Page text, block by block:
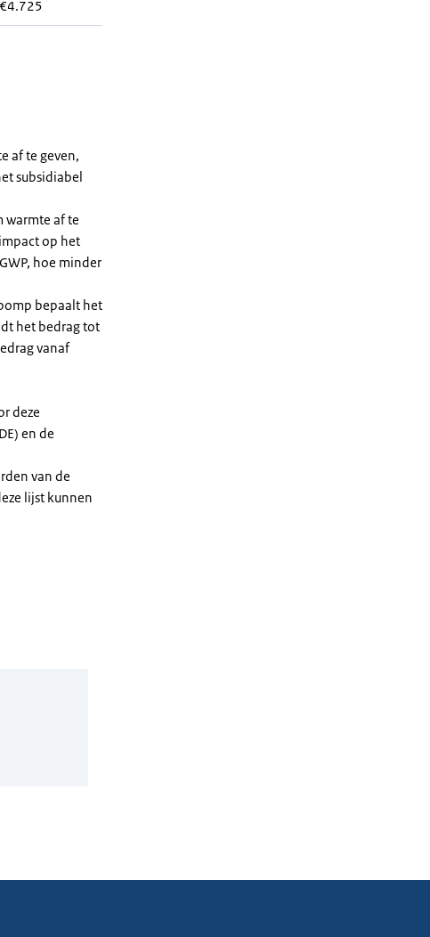
€4.725
af te geven,
subsidiabel
warmte af te
op het
hoe minder
bepaalt het
het bedrag tot
vanaf
deze
en de
van de
lijst kunnen